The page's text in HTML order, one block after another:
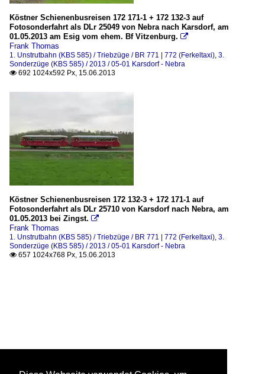
Köstner Schienenbusreisen 172 171-1 + 172 132-3 auf
Fotosonderfahrt als DLr 25049 von Nebra nach Karsdorf, am
01.05.2013 am Esig vom ehem. Bf Vitzenburg. 
Frank Thomas
1. Unstrutbahn (KBS 585) / Triebzüge / BR 771 | 772 (Ferkeltaxi), 3.
Sonderzüge (KBS 585) / 2013 / 05-01 Karsdorf - Nebra
 692 1024x592 Px, 15.06.2013
Köstner Schienenbusreisen 172 132-3 + 172 171-1 auf
Fotosonderfahrt als DLr 25710 von Karsdorf nach Nebra, am
01.05.2013 bei Zingst. 
Frank Thomas
1. Unstrutbahn (KBS 585) / Triebzüge / BR 771 | 772 (Ferkeltaxi), 3.
Sonderzüge (KBS 585) / 2013 / 05-01 Karsdorf - Nebra
 657 1024x768 Px, 15.06.2013